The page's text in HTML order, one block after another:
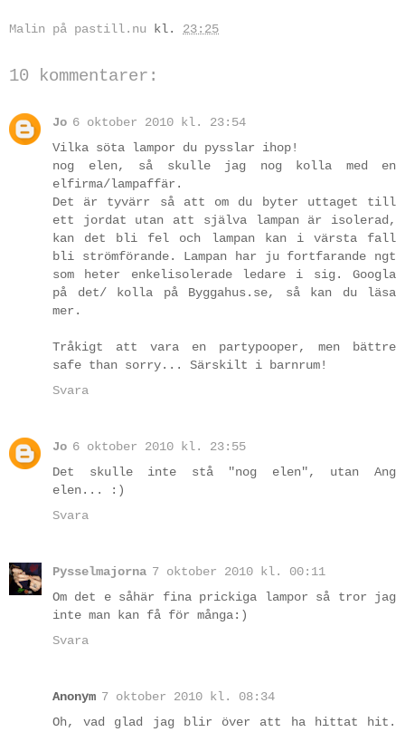
Malin på pastill.nu kl. 23:25
10 kommentarer:
Jo 6 oktober 2010 kl. 23:54
Vilka söta lampor du pysslar ihop!
nog elen, så skulle jag nog kolla med en
elfirma/lampaffär.
Det är tyvärr så att om du byter uttaget till
ett jordat utan att själva lampan är isolerad,
kan det bli fel och lampan kan i värsta fall
bli strömförande. Lampan har ju fortfarande ngt
som heter enkelisolerade ledare i sig. Googla
på det/ kolla på Byggahus.se, så kan du läsa
mer.
Tråkigt att vara en partypooper, men bättre
safe than sorry... Särskilt i barnrum!
Svara
Jo 6 oktober 2010 kl. 23:55
Det skulle inte stå "nog elen", utan Ang
elen... :)
Svara
Pysselmajorna 7 oktober 2010 kl. 00:11
Om det e såhär fina prickiga lampor så tror jag
inte man kan få för många:)
Svara
Anonym 7 oktober 2010 kl. 08:34
Oh, vad glad jag blir över att ha hittat hit.